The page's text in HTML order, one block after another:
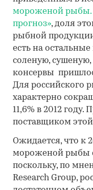
мороженой рыбы.
прогноз», доля
рыбной
есть на
соленую,
консервы
Для российского
характерно
11,6% в 2012
поставщиком
Ожидается, что к
мороженой рыбы
поскольку, по
Research Group,